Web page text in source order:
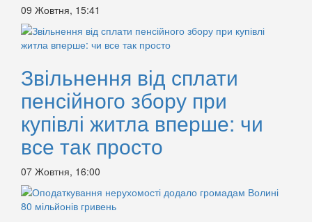
09 Жовтня, 15:41
Звільнення від сплати
пенсійного збору при
купівлі житла вперше: чи
все так просто
07 Жовтня, 16:00